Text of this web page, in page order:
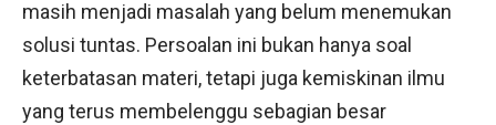
masih menjadi masalah yang belum menemukan
solusi tuntas. Persoalan ini bukan hanya soal
keterbatasan materi, tetapi juga kemiskinan ilmu
yang terus membelenggu sebagian besar